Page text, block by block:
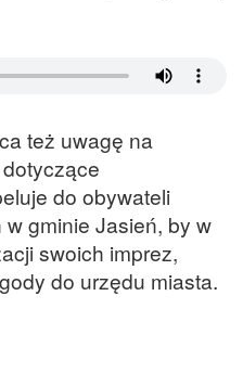
też uwagę na
do obywateli
gminie Jasień, by w
swoich imprez,
do urzędu miasta.